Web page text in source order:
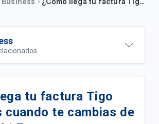
móvil Tigo Business | Empresas
realizadas a la red móvil Tigo |
tu factura Tigo
cuando te cambias de